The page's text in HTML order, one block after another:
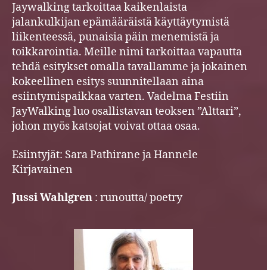
Jaywalking tarkoittaa kaikenlaista
jalankulkijan epämääräistä käyttäytymistä
liikenteessä, punaisia päin menemistä ja
toikkarointia. Meille nimi tarkoittaa vapautta
tehdä esitykset omalla tavallamme ja jokainen
kokeellinen esitys suunnitellaan aina
esiintymispaikkaa varten. Vadelma Festiin
JayWalking luo osallistavan teoksen ”Alttari”,
johon myös katsojat voivat ottaa osaa.
Esiintyjät: Sara Pathirane ja Hannele
Kirjavainen
Jussi Wahlgren : runoutta/ poetry